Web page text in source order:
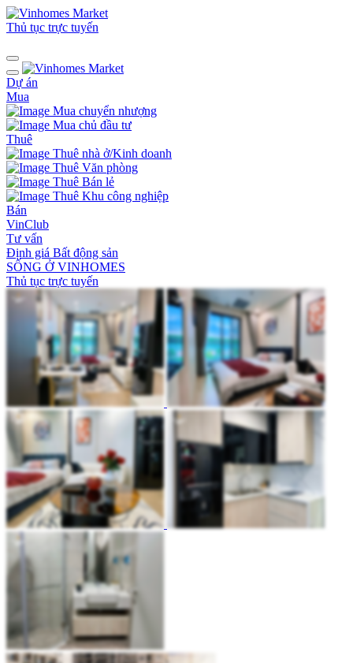
Thủ tục trực tuyến
Dự án
Mua
Mua chuyển nhượng
Mua chủ đầu tư
Thuê
Thuê nhà ở/Kinh doanh
Thuê Văn phòng
Thuê Bán lẻ
Thuê Khu công nghiệp
Bán
VinClub
Tư vấn
Định giá Bất động sản
SỐNG Ở VINHOMES
Thủ tục trực tuyến